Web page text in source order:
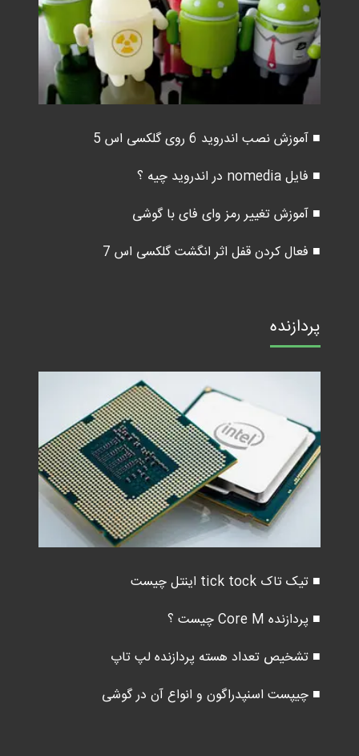
■ آموزش نصب اندروید 6 روی گلکسی اس 5
■ فایل nomedia در اندروید چیه ؟
■ آموزش تغییر رمز وای فای با گوشی
■ فعال کردن قفل اثر انگشت گلکسی اس 7
پردازنده
■ تیک تاک tick tock اینتل چیست
■ پردازنده Core M چیست ؟
■ تشخیص تعداد هسته پردازنده لپ تاپ
■ چیپست اسنپدراگون و انواع آن در گوشی